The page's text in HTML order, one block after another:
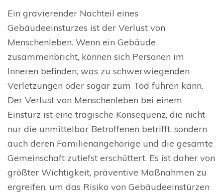
Ein gravierender Nachteil eines
Gebäudeeinsturzes ist der Verlust von
Menschenleben. Wenn ein Gebäude
zusammenbricht, können sich Personen im
Inneren befinden, was zu schwerwiegenden
Verletzungen oder sogar zum Tod führen kann.
Der Verlust von Menschenleben bei einem
Einsturz ist eine tragische Konsequenz, die nicht
nur die unmittelbar Betroffenen betrifft, sondern
auch deren Familienangehörige und die gesamte
Gemeinschaft zutiefst erschüttert. Es ist daher von
größter Wichtigkeit, präventive Maßnahmen zu
ergreifen, um das Risiko von Gebäudeeinstürzen